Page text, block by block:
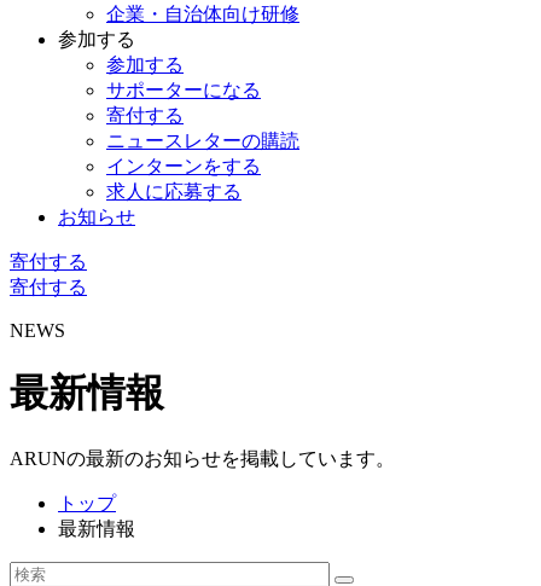
企業・自治体向け研修
参加する
参加する
サポーターになる
寄付する
ニュースレターの購読
インターンをする
求人に応募する
お知らせ
寄付する
寄付する
NEWS
最新情報
ARUNの最新のお知らせを掲載しています。
トップ
最新情報